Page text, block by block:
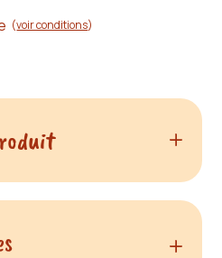
(voir conditions)
et savoir-
du produit Porte-